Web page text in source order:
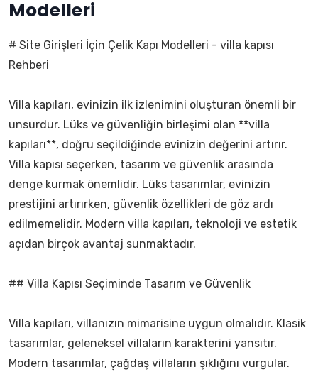
Modelleri
# Site Girişleri İçin Çelik Kapı Modelleri - villa kapısı
Rehberi
Villa kapıları, evinizin ilk izlenimini oluşturan önemli bir
unsurdur. Lüks ve güvenliğin birleşimi olan **villa
kapıları**, doğru seçildiğinde evinizin değerini artırır.
Villa kapısı seçerken, tasarım ve güvenlik arasında
denge kurmak önemlidir. Lüks tasarımlar, evinizin
prestijini artırırken, güvenlik özellikleri de göz ardı
edilmemelidir. Modern villa kapıları, teknoloji ve estetik
açıdan birçok avantaj sunmaktadır.
## Villa Kapısı Seçiminde Tasarım ve Güvenlik
Villa kapıları, villanızın mimarisine uygun olmalıdır. Klasik
tasarımlar, geleneksel villaların karakterini yansıtır.
Modern tasarımlar, çağdaş villaların şıklığını vurgular.